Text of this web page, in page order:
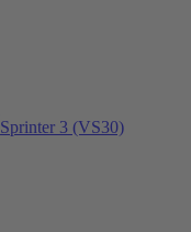
Sprinter 3 (VS30)